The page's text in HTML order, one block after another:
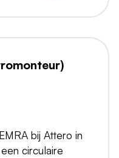
bij Attero in
circulaire